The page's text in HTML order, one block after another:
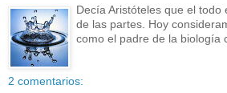
Decía Aristóteles que el todo
de las partes. Hoy
como el padre de la biología
2 comentarios: